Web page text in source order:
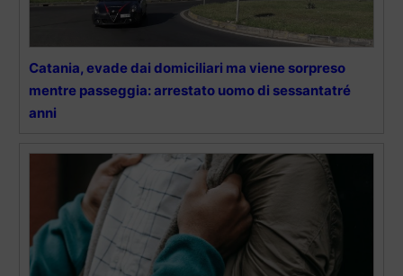
Catania, evade dai domiciliari ma viene sorpreso
mentre passeggia: arrestato uomo di sessantatré
anni